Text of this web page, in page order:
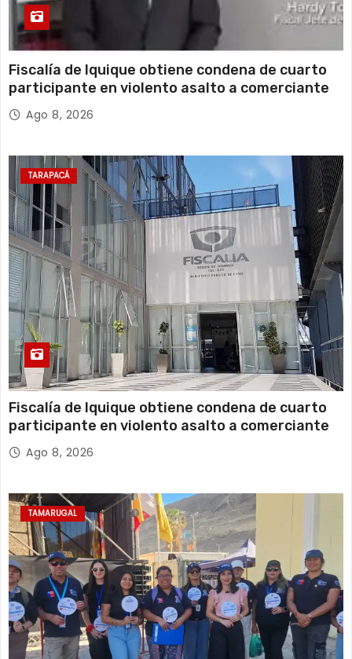
Fiscalía de Iquique obtiene condena de cuarto
participante en violento asalto a comerciante
Ago 8, 2026
TARAPACÁ
Fiscalía de Iquique obtiene condena de cuarto
participante en violento asalto a comerciante
Ago 8, 2026
TAMARUGAL